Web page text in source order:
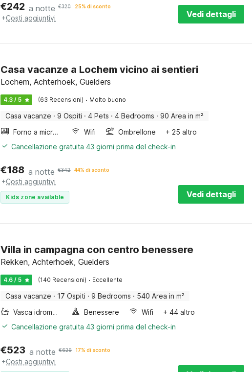
€242 a notte €320 25% di sconto
+Costi aggiuntivi Vedi dettagli
Casa vacanze a Lochem vicino ai sentieri
Lochem, Achterhoek, Guelders
4.3 / 5 (63 Recensioni) · Molto buono
Casa vacanze · 9 Ospiti · 4 Pets · 4 Bedrooms · 90 Area in m²
Forno a microonde combinato
Wifi Ombrellone
+ 25 altro
Cancellazione gratuita 43 giorni prima del check-in
€188 a notte €342 44% di sconto
+Costi aggiuntivi
Kids zone available Vedi dettagli
Villa in campagna con centro benessere
Rekken, Achterhoek, Guelders
4.6 / 5 (140 Recensioni) · Eccellente
Casa vacanze · 17 Ospiti · 9 Bedrooms · 540 Area in m²
Vasca idromassaggio
Benessere Wifi
+ 44 altro
Cancellazione gratuita 43 giorni prima del check-in
€523 a notte €629 17% di sconto
+Costi aggiuntivi